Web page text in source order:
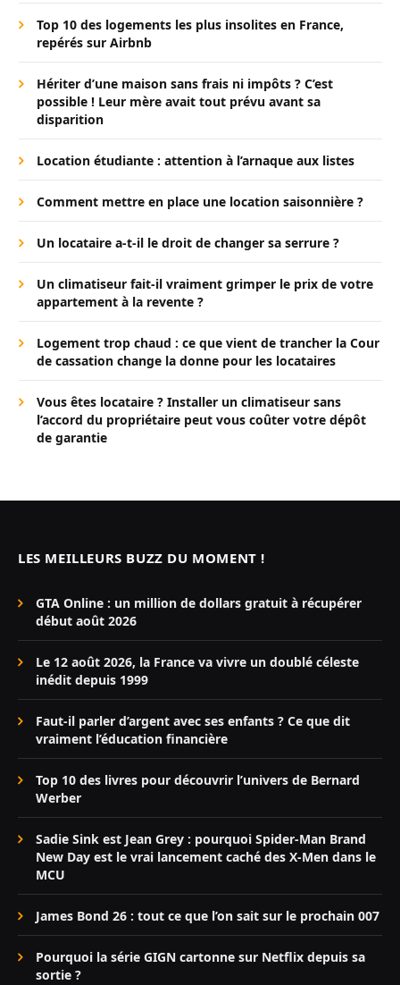
Top 10 des logements les plus insolites en France,
repérés sur Airbnb
Hériter d’une maison sans frais ni impôts ? C’est
possible ! Leur mère avait tout prévu avant sa
disparition
Location étudiante : attention à l’arnaque aux listes
Comment mettre en place une location saisonnière ?
Un locataire a-t-il le droit de changer sa serrure ?
Un climatiseur fait-il vraiment grimper le prix de votre
appartement à la revente ?
Logement trop chaud : ce que vient de trancher la Cour
de cassation change la donne pour les locataires
Vous êtes locataire ? Installer un climatiseur sans
l’accord du propriétaire peut vous coûter votre dépôt
de garantie
LES MEILLEURS BUZZ DU MOMENT !
GTA Online : un million de dollars gratuit à récupérer
début août 2026
Le 12 août 2026, la France va vivre un doublé céleste
inédit depuis 1999
Faut-il parler d’argent avec ses enfants ? Ce que dit
vraiment l’éducation financière
Top 10 des livres pour découvrir l’univers de Bernard
Werber
Sadie Sink est Jean Grey : pourquoi Spider-Man Brand
New Day est le vrai lancement caché des X-Men dans le
MCU
James Bond 26 : tout ce que l’on sait sur le prochain 007
Pourquoi la série GIGN cartonne sur Netflix depuis sa
sortie ?